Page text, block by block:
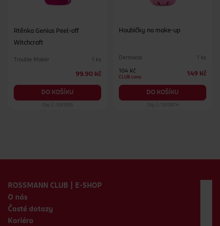
Rtěnka Genius Peel-off
Witchcraft
Trouble Maker 1 ks
99.90 Kč
DO KOŠÍKU
Obj. č.: 1391855
Houbičky na make-up
Dermacol 1 ks
104 Kč
CLUB cena
149 Kč
DO KOŠÍKU
Obj. č.: 1370874
ROSSMANN CLUB | E-SHOP
O nás
Časté dotazy
Kariéra